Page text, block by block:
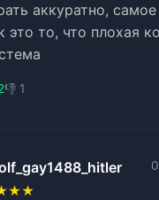
аккуратно,
это то, что плохая
👎 1